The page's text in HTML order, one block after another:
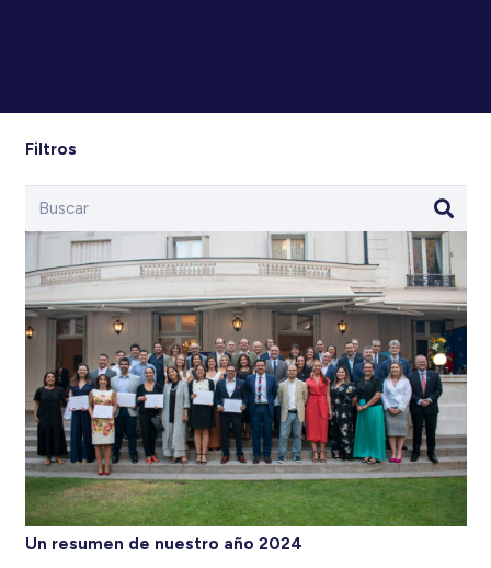
Filtros
Un resumen de nuestro año 2024